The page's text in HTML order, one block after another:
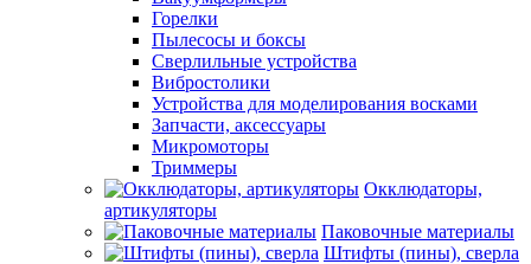
Горелки
Пылесосы и боксы
Сверлильные устройства
Вибростолики
Устройства для моделирования восками
Запчасти, аксессуары
Микромоторы
Триммеры
Окклюдаторы,
артикуляторы
Паковочные материалы
Штифты (пины), сверла